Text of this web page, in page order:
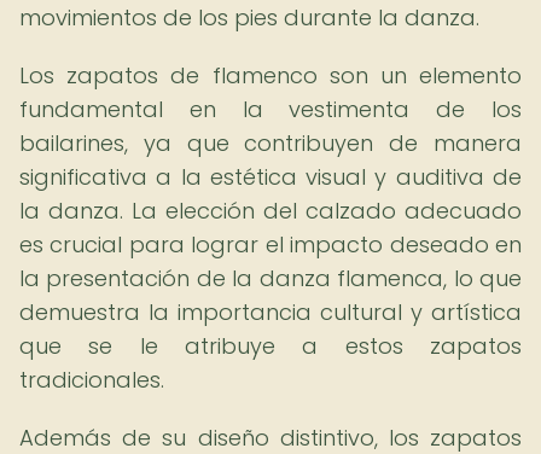
movimientos de los pies durante la danza.
Los zapatos de flamenco son un elemento
fundamental en la vestimenta de los
bailarines, ya que contribuyen de manera
significativa a la estética visual y auditiva de
la danza. La elección del calzado adecuado
es crucial para lograr el impacto deseado en
la presentación de la danza flamenca, lo que
demuestra la importancia cultural y artística
que se le atribuye a estos zapatos
tradicionales.
Además de su diseño distintivo, los zapatos